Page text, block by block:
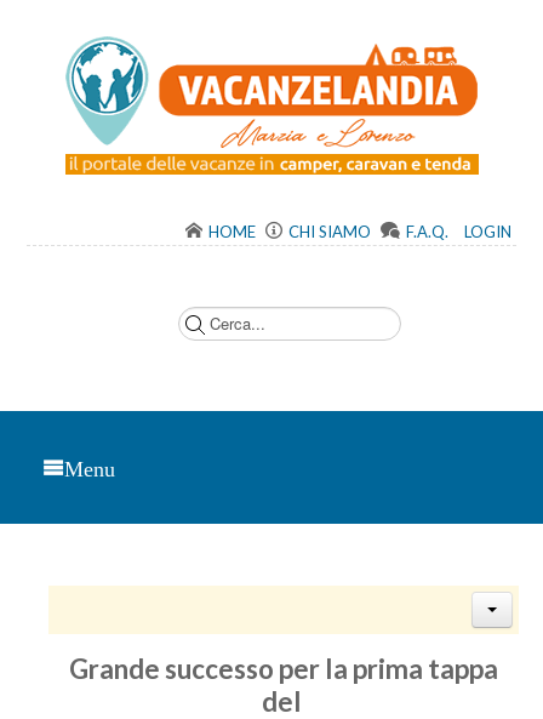
HOME CHI SIAMO F.A.Q. LOGIN
Menu
Grande successo per la prima tappa
del